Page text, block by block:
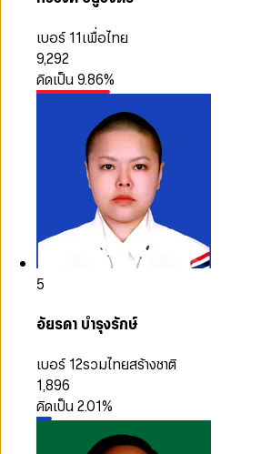
เบอร์ 11เพื่อไทย
9,292
คิดเป็น9.86%
5
อัยรดา บำรุงรักษ์
เบอร์ 12รวมไทยสร้างชาติ
1,896
คิดเป็น2.01%